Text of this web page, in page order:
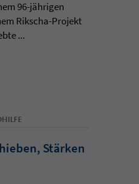
96-jährigen
Rikscha-Projekt
...
Stärken